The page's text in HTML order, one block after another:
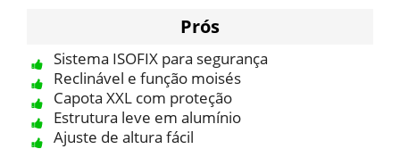
Prós
Sistema ISOFIX para segurança
Reclinável e função moisés
Capota XXL com proteção
Estrutura leve em alumínio
Ajuste de altura fácil